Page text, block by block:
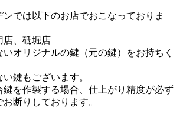
ンでは以下のお店でおこなっておりま
店、砥堀店
オリジナルの鍵（元の鍵）をお持ちく
鍵もございます。
を作製する場合、仕上がり精度が必ず
断りしております。